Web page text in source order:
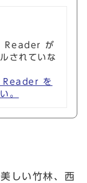
Reader が
されていな
Reader を
。
しい竹林、西